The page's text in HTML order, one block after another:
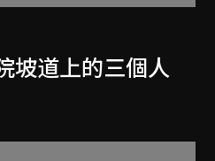
坡道上的三個人